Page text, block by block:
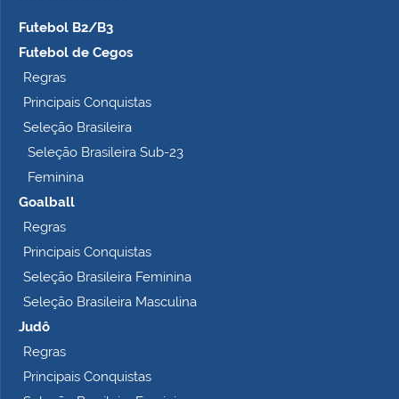
o
m
e
t
Futebol B2/B3
Futebol de Cegos
Regras
Principais Conquistas
Seleção Brasileira
Seleção Brasileira Sub-23
Feminina
Goalball
Regras
Principais Conquistas
Seleção Brasileira Feminina
Seleção Brasileira Masculina
Judô
Regras
Principais Conquistas